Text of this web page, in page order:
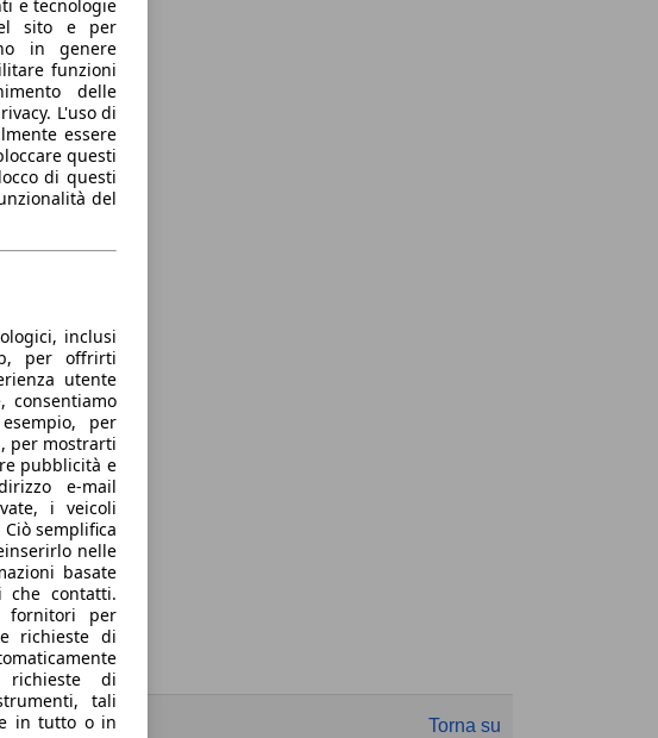
Torna su
e tecnologie
sito e per
in genere
funzioni
delle
L'uso di
essere
questi
di questi
del
inclusi
per offrirti
utente
consentiamo
per
per mostrarti
pubblicità e
e-mail
i veicoli
semplifica
nelle
basate
che contatti.
fornitori per
richieste di
di
tali
in tutto o in